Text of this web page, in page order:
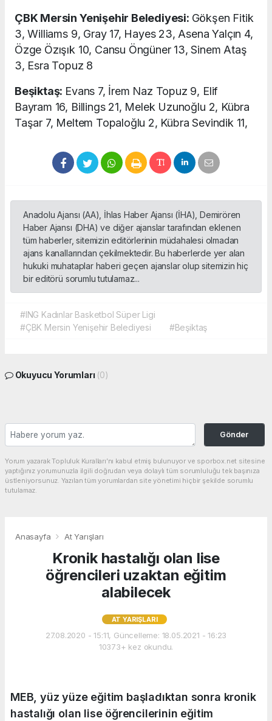
ÇBK Mersin Yenişehir Belediyesi: Gökşen Fitik
3, Williams 9, Gray 17, Hayes 23, Asena Yalçın 4,
Özge Özışık 10, Cansu Öngüner 13, Sinem Ataş
3, Esra Topuz 8
Beşiktaş: Evans 7, İrem Naz Topuz 9, Elif
Bayram 16, Billings 21, Melek Uzunoğlu 2, Kübra
Taşar 7, Meltem Topaloğlu 2, Kübra Sevindik 11,
Anadolu Ajansı (AA), İhlas Haber Ajansı (İHA), Demirören
Haber Ajansı (DHA) ve diğer ajanslar tarafından eklenen
tüm haberler, sitemizin editörlerinin müdahalesi olmadan
ajans kanallarından çekilmektedir. Bu haberlerde yer alan
hukuki muhataplar haberi geçen ajanslar olup sitemizin hiç
bir editörü sorumlu tutulamaz...
#ING Kadınlar Basketbol Süper Ligi
#ÇBK Mersin Yenişehir Belediyesi
#Beşiktaş
Okuyucu Yorumları (0)
Gönder
Yorum yazarak Topluluk Kuralları’nı kabul etmiş bulunuyor ve sporbox.net sitesine
yaptığınız yorumunuzla ilgili doğrudan veya dolaylı tüm sorumluluğu tek başınıza
üstleniyorsunuz. Yazılan tüm yorumlardan site yönetimi hiçbir şekilde sorumlu
tutulamaz.
Anasayfa At Yarışları
Kronik hastalığı olan lise
öğrencileri uzaktan eğitim
alabilecek
AT YARIŞLARI
27.08.2020 - 15:11, Güncelleme: 18.05.2021 - 16:23
10373+ kez okundu.
MEB, yüz yüze eğitim başladıktan sonra kronik
hastalığı olan lise öğrencilerinin eğitim